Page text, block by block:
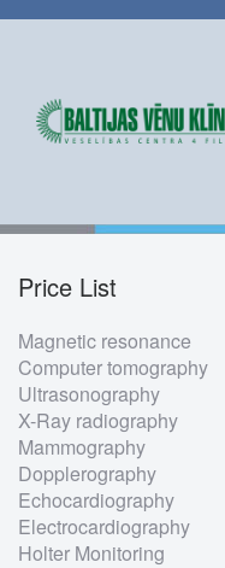
Footer
menu
Price List
Magnetic resonance
Computer tomography
Ultrasonography
X-Ray radiography
Mammography
Dopplerography
Echocardiography
Electrocardiography
Holter Monitoring